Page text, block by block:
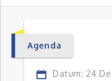
Agenda
Datum: 24